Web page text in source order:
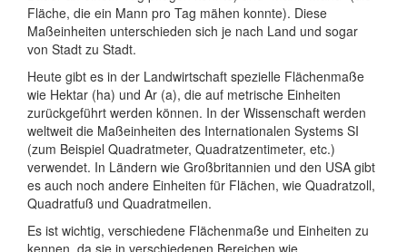
Fläche, die ein Mann pro Tag mähen konnte). Diese
Maßeinheiten unterschieden sich je nach Land und sogar
von Stadt zu Stadt.
Heute gibt es in der Landwirtschaft spezielle Flächenmaße
wie Hektar (ha) und Ar (a), die auf metrische Einheiten
zurückgeführt werden können. In der Wissenschaft werden
weltweit die Maßeinheiten des Internationalen Systems SI
(zum Beispiel Quadratmeter, Quadratzentimeter, etc.)
verwendet. In Ländern wie Großbritannien und den USA gibt
es auch noch andere Einheiten für Flächen, wie Quadratzoll,
Quadratfuß und Quadratmeilen.
Es ist wichtig, verschiedene Flächenmaße und Einheiten zu
kennen, da sie in verschiedenen Bereichen wie